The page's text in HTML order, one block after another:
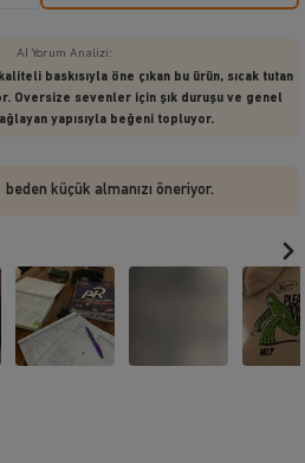
AI Yorum Analizi:
baskısıyla öne çıkan bu ürün, sıcak tutan
Oversize sevenler için şık duruşu ve genel
yapısıyla beğeni topluyor.
beden küçük almanızı öneriyor.